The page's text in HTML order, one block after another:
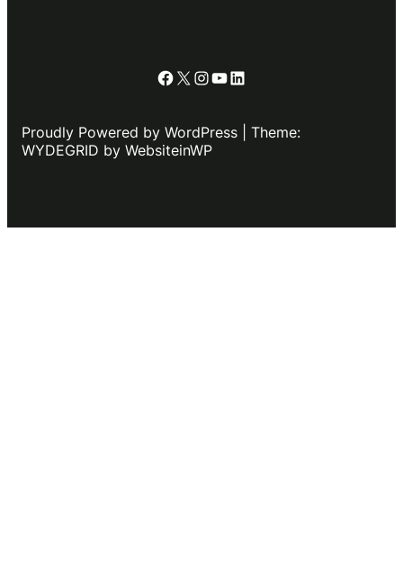
Facebook
X Instagram
YouTube
LinkedIn
Proudly Powered by WordPress | Theme:
WYDEGRID by WebsiteinWP